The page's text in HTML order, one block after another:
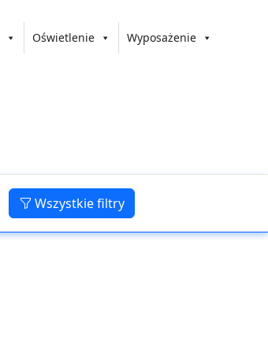
Oświetlenie Wyposażenie
Wszystkie filtry